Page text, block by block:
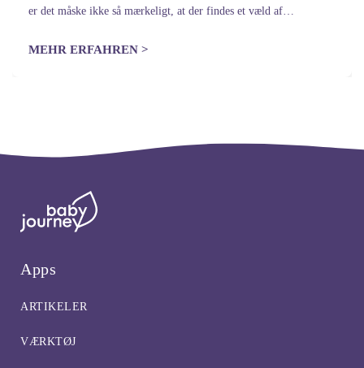
er det måske ikke så mærkeligt, at der findes et væld af
MEHR ERFAHREN >
Apps
ARTIKELER
VÆRKTØJ